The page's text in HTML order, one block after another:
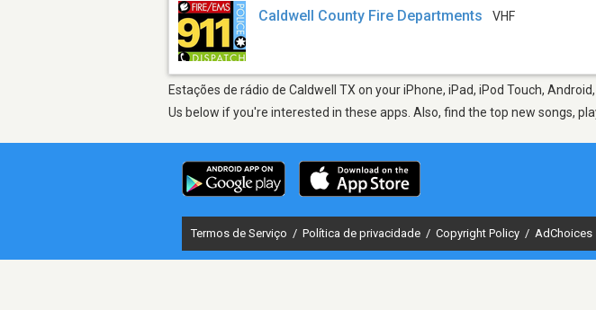
Caldwell County Fire Departments VHF
Estações de rádio de Caldwell TX on your iPhone, iPad, iPod Touch,
Us below if you're interested in these apps. Also, find the top new songs,
Termos de Serviço / Política de privacidade / Copyright Policy / AdChoices